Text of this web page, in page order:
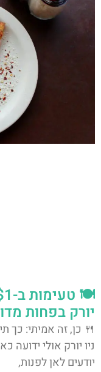
יורק בפחות
🍴 כן, זה אמיתי: כך
ניו יורק אולי
יודעים לאן לפנות,